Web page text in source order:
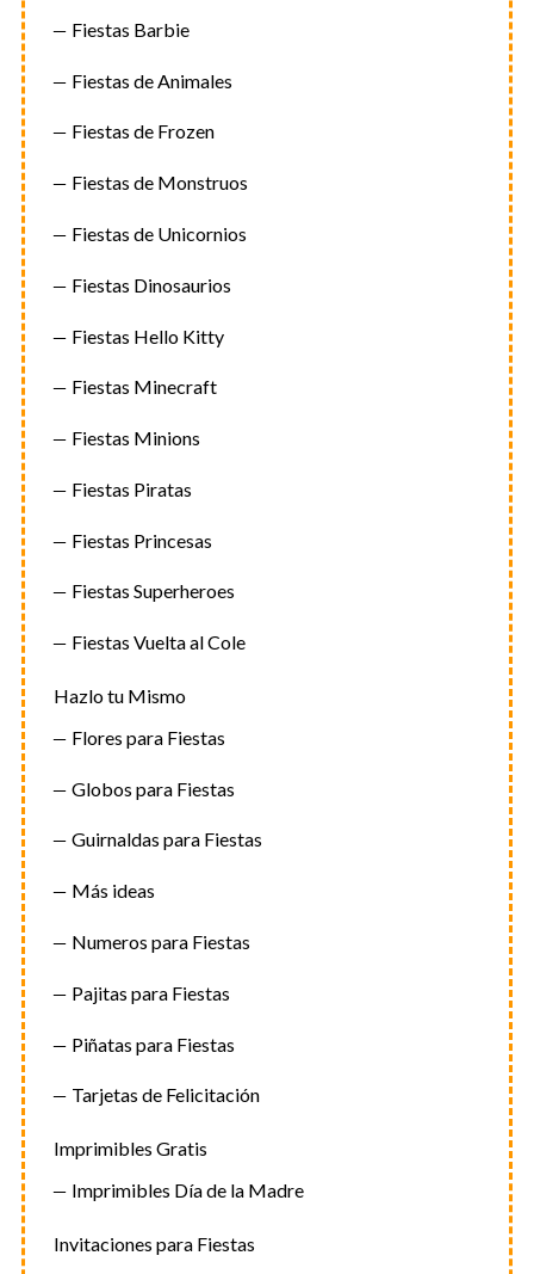
Fiestas Barbie
Fiestas de Animales
Fiestas de Frozen
Fiestas de Monstruos
Fiestas de Unicornios
Fiestas Dinosaurios
Fiestas Hello Kitty
Fiestas Minecraft
Fiestas Minions
Fiestas Piratas
Fiestas Princesas
Fiestas Superheroes
Fiestas Vuelta al Cole
Hazlo tu Mismo
Flores para Fiestas
Globos para Fiestas
Guirnaldas para Fiestas
Más ideas
Numeros para Fiestas
Pajitas para Fiestas
Piñatas para Fiestas
Tarjetas de Felicitación
Imprimibles Gratis
Imprimibles Día de la Madre
Invitaciones para Fiestas